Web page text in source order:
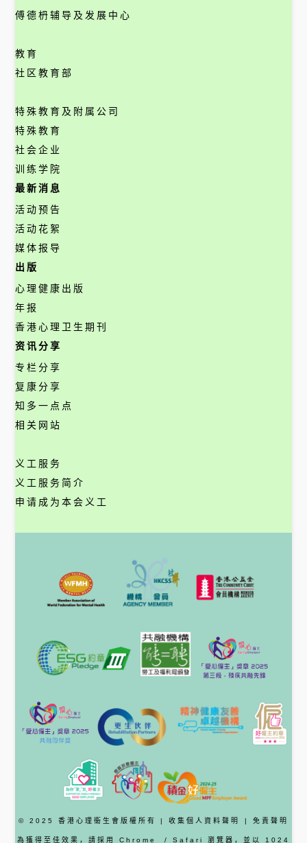
傅德枬辅导及发展中心
教育
社区教育部
特殊教育及附属公司
特殊教育
社会企业
训练学院
最新消息
活动预告
活动花絮
媒体报导
出版
心理健康出版
年报
香港心理卫生期刊
资讯分享
专栏分享
复康分享
知多一点点
相关网站
义工服务
义工服务简介
申请成为本会义工
© 2025 香港心理衞生會版權所有 | 收集個人資料聲明 | 免責聲明
為獲得至佳效果，請採用 Chrome / Safari 瀏覽器 ，並以 1024